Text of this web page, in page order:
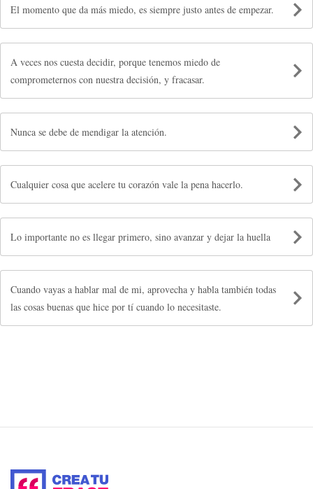
El momento que da más miedo, es siempre justo antes de empezar.
A veces nos cuesta decidir, porque tenemos miedo de
comprometernos con nuestra decisión, y fracasar.
Nunca se debe de mendigar la atención.
Cualquier cosa que acelere tu corazón vale la pena hacerlo.
Lo importante no es llegar primero, sino avanzar y dejar la huella
Cuando vayas a hablar mal de mi, aprovecha y habla también todas
las cosas buenas que hice por tí cuando lo necesitaste.